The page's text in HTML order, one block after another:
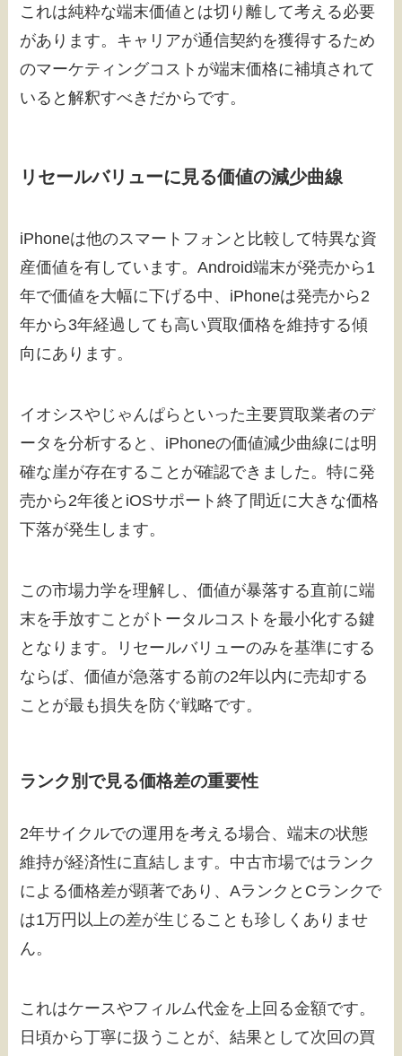
これは純粋な端末価値とは切り離して考える必要
があります。キャリアが通信契約を獲得するため
のマーケティングコストが端末価格に補填されて
いると解釈すべきだからです。
リセールバリューに見る価値の減少曲線
iPhoneは他のスマートフォンと比較して特異な資
産価値を有しています。Android端末が発売から1
年で価値を大幅に下げる中、iPhoneは発売から2
年から3年経過しても高い買取価格を維持する傾
向にあります。
イオシスやじゃんぱらといった主要買取業者のデ
ータを分析すると、iPhoneの価値減少曲線には明
確な崖が存在することが確認できました。特に発
売から2年後とiOSサポート終了間近に大きな価格
下落が発生します。
この市場力学を理解し、価値が暴落する直前に端
末を手放すことがトータルコストを最小化する鍵
となります。リセールバリューのみを基準にする
ならば、価値が急落する前の2年以内に売却する
ことが最も損失を防ぐ戦略です。
ランク別で見る価格差の重要性
2年サイクルでの運用を考える場合、端末の状態
維持が経済性に直結します。中古市場ではランク
による価格差が顕著であり、AランクとCランクで
は1万円以上の差が生じることも珍しくありませ
ん。
これはケースやフィルム代金を上回る金額です。
日頃から丁寧に扱うことが、結果として次回の買